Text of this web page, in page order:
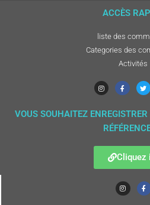
ACCÈS
liste des
Categories des
Activités
VOUS SOUHAITEZ
Cliquez